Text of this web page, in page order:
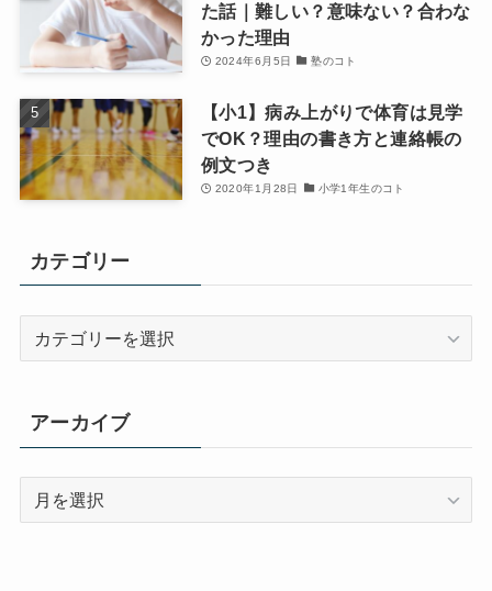
た話｜難しい？意味ない？合わな
かった理由
2024年6月5日 塾のコト
【小1】病み上がりで体育は見学
でOK？理由の書き方と連絡帳の
例文つき
2020年1月28日 小学1年生のコト
カテゴリー
ー
アーカイブ